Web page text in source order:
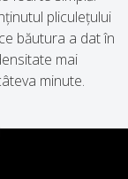
pliculețului
băutura a dat în
mai
minute.